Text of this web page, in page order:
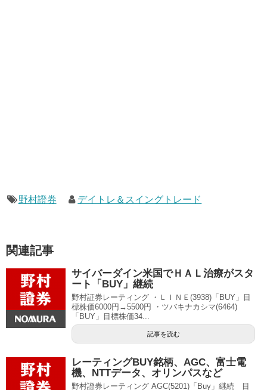
野村證券 デイトレ＆スイングトレード
関連記事
サイバーダイン米国でＨＡＬ治療がスタ
ート「BUY」継続
野村証券レーティング ・ＬＩＮＥ(3938)「BUY」目
標株価6000円→5500円 ・ツバキナカシマ(6464)
「BUY」目標株価34...
記事を読む
レーティングBUY銘柄、AGC、富士電
機、NTTデータ、オリンパスなど
野村證券レーティング AGC(5201)「Buy」継続 目